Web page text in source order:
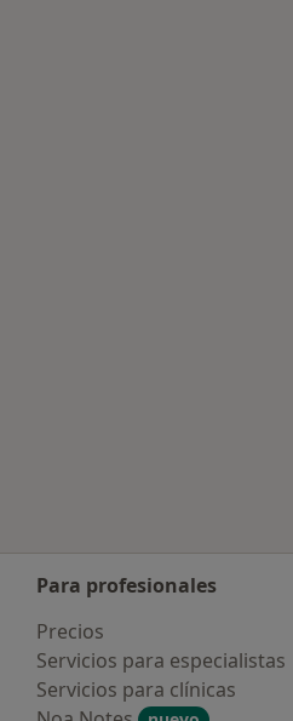
Para profesionales
Precios
Servicios para especialistas
Servicios para clínicas